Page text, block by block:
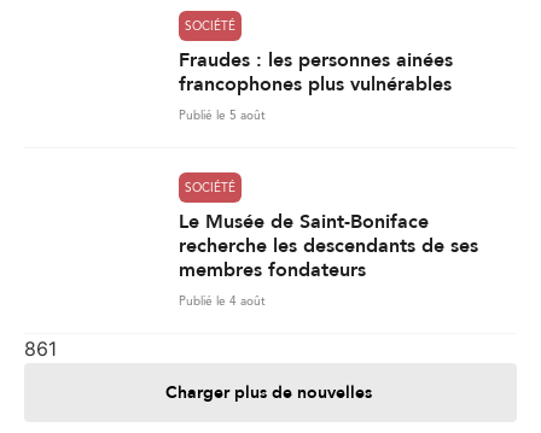
SOCIÉTÉ
Fraudes : les personnes ainées
francophones plus vulnérables
Publié le 5 août
SOCIÉTÉ
Le Musée de Saint-Boniface
recherche les descendants de ses
membres fondateurs
Publié le 4 août
861
Charger plus de nouvelles